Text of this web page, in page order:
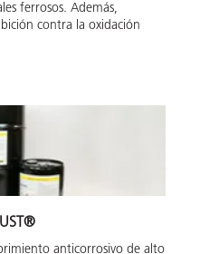
ferrosos. Además,
contra la oxidación
anticorrosivo de alto